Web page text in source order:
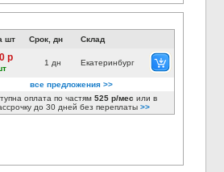
шт Срок, дн Склад
р 1 дн Екатеринбург
все предложения >>
оплата по частям 525 р/мес или в
до 30 дней без переплаты >>